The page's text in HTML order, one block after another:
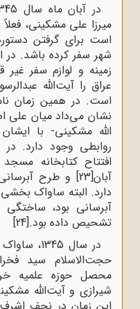
میرزا علی مشکینی،
است برای گرفتن
شهر سفر کرده باشد.
زمینه و لوازم سفر غیر
عراق را آیت‌الله
است. در همین زمان
نشان می‌داد میان علی
الله مشکینی- با
روابطی وجود دارد. در
افتتاح کتابخانه
آبان[23] و طرح
دارد. البته ساواک
آبرسانی بود،
تشحیص داده بود.[24]
در سال
حجت‌الاسلام سید
محصل حوزه علمیه
شیرازی و آیت‌الله